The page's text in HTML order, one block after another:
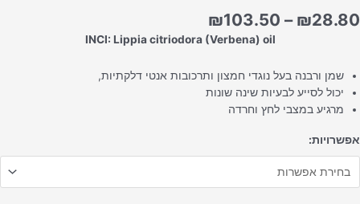
₪
–
₪103.50
INCI: Lippia citriodora (Verbena) oil
שמן ורבנה בעל נוגדי חמצון ותרכובות אנטי דלקתיות,
יכול לסייע לבעיות שינה שונות
מרגיע במצבי לחץ וחרדה